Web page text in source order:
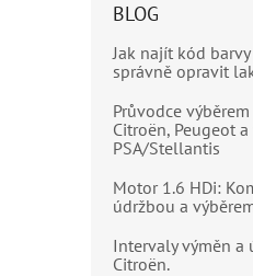
BLOG
Jak najít kód
správně opravit
Průvodce
Citroën, Peugeot a
PSA/Stellantis
Motor 1.6 HDi:
údržbou a
Intervaly výměn a
Citroën.